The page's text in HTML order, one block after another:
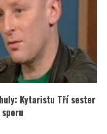
Kytaristu Tří sester